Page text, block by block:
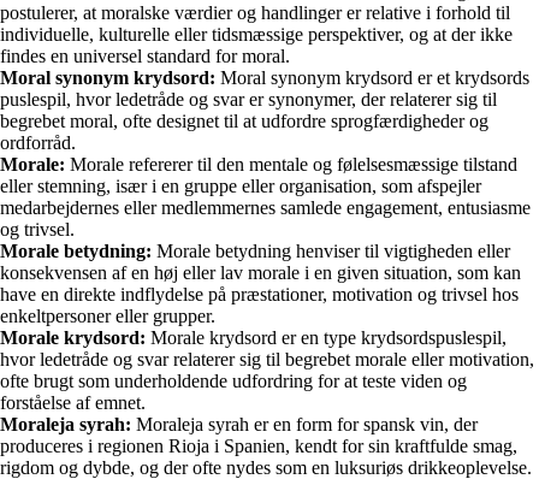
postulerer, at moralske værdier og handlinger er relative i forhold til
individuelle, kulturelle eller tidsmæssige perspektiver, og at der ikke
findes en universel standard for moral.
Moral synonym krydsord: Moral synonym krydsord er et krydsords
puslespil, hvor ledetråde og svar er synonymer, der relaterer sig til
begrebet moral, ofte designet til at udfordre sprogfærdigheder og
ordforråd.
Morale: Morale refererer til den mentale og følelsesmæssige tilstand
eller stemning, især i en gruppe eller organisation, som afspejler
medarbejdernes eller medlemmernes samlede engagement, entusiasme
og trivsel.
Morale betydning: Morale betydning henviser til vigtigheden eller
konsekvensen af en høj eller lav morale i en given situation, som kan
have en direkte indflydelse på præstationer, motivation og trivsel hos
enkeltpersoner eller grupper.
Morale krydsord: Morale krydsord er en type krydsordspuslespil,
hvor ledetråde og svar relaterer sig til begrebet morale eller motivation,
ofte brugt som underholdende udfordring for at teste viden og
forståelse af emnet.
Moraleja syrah: Moraleja syrah er en form for spansk vin, der
produceres i regionen Rioja i Spanien, kendt for sin kraftfulde smag,
rigdom og dybde, og der ofte nydes som en luksuriøs drikkeoplevelse.